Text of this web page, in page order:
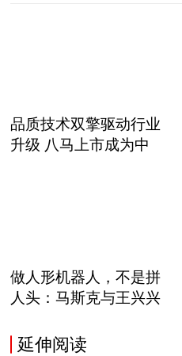
品质技术双擎驱动行业
升级 八马上市成为中
做人形机器人，不是拼
人头：马斯克与王兴兴
延伸阅读